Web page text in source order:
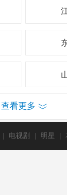
查看更多
| 电视剧 | 明星 |